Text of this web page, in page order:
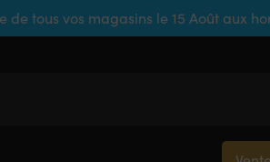
tous vos magasins le 15 Août aux